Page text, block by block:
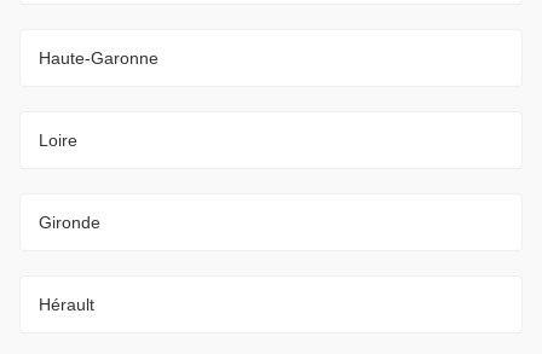
Haute-Garonne
Loire
Gironde
Hérault